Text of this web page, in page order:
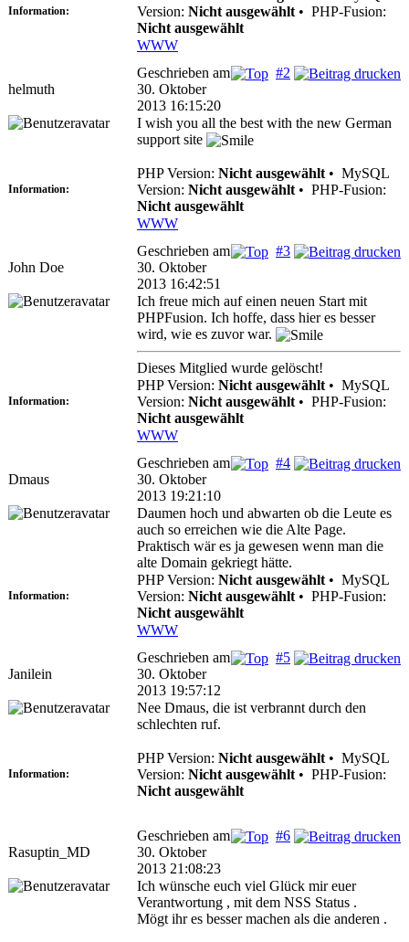
Information:
Version: Nicht ausgewählt • PHP-Fusion:
Nicht ausgewählt
WWW
helmuth
#2
Geschrieben am
30. Oktober
2013 16:15:20
I wish you all the best with the new German
support site
Information:
PHP Version: Nicht ausgewählt • MySQL
Version: Nicht ausgewählt • PHP-Fusion:
Nicht ausgewählt
WWW
John Doe
#3
Geschrieben am
30. Oktober
2013 16:42:51
Ich freue mich auf einen neuen Start mit
PHPFusion. Ich hoffe, dass hier es besser
wird, wie es zuvor war.
Dieses Mitglied wurde gelöscht!
Information:
PHP Version: Nicht ausgewählt • MySQL
Version: Nicht ausgewählt • PHP-Fusion:
Nicht ausgewählt
WWW
Dmaus
#4
Geschrieben am
30. Oktober
2013 19:21:10
Daumen hoch und abwarten ob die Leute es
auch so erreichen wie die Alte Page.
Praktisch wär es ja gewesen wenn man die
alte Domain gekriegt hätte.
Information:
PHP Version: Nicht ausgewählt • MySQL
Version: Nicht ausgewählt • PHP-Fusion:
Nicht ausgewählt
WWW
Janilein
#5
Geschrieben am
30. Oktober
2013 19:57:12
Nee Dmaus, die ist verbrannt durch den
schlechten ruf.
Information:
PHP Version: Nicht ausgewählt • MySQL
Version: Nicht ausgewählt • PHP-Fusion:
Nicht ausgewählt
Rasuptin_MD
#6
Geschrieben am
30. Oktober
2013 21:08:23
Ich wünsche euch viel Glück mir euer
Verantwortung , mit dem NSS Status .
Mögt ihr es besser machen als die anderen .